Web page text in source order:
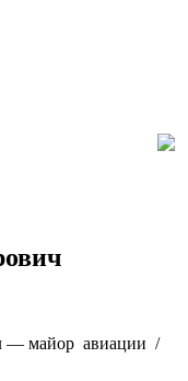
— майор авиации /